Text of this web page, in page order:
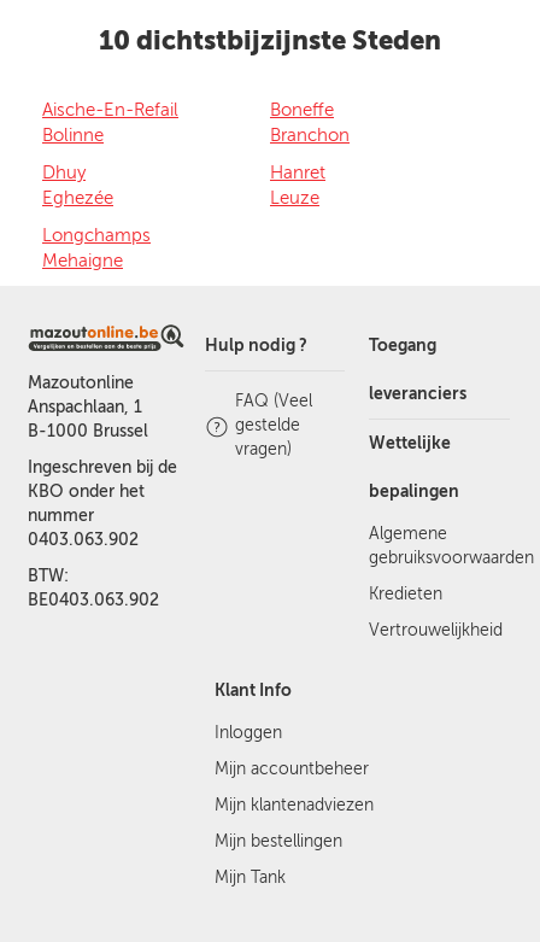
10 dichtstbijzijnste Steden
Aische-En-Refail
Bolinne
Boneffe
Branchon
Dhuy
Eghezée
Hanret
Leuze
Longchamps
Mehaigne
Mazoutonline
Anspachlaan, 1
B-1000 Brussel
Ingeschreven bij de
KBO onder het
nummer
0403.063.902
BTW:
BE0403.063.902
Hulp nodig ?
FAQ (Veel
gestelde
vragen)
Toegang
leveranciers
Wettelijke
bepalingen
Algemene
gebruiksvoorwaarden
Kredieten
Vertrouwelijkheid
Klant Info
Inloggen
Mijn accountbeheer
Mijn klantenadviezen
Mijn bestellingen
Mijn Tank